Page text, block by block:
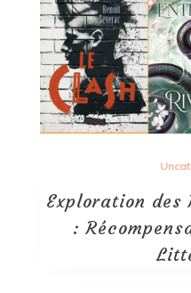
Exploration
: